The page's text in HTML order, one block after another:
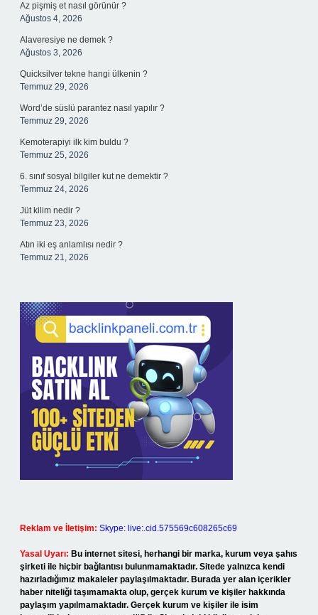
Az pişmiş et nasıl görünür ?
Ağustos 4, 2026
Alaveresiye ne demek ?
Ağustos 3, 2026
Quicksilver tekne hangi ülkenin ?
Temmuz 29, 2026
Word’de süslü parantez nasıl yapılır ?
Temmuz 29, 2026
Kemoterapiyi ilk kim buldu ?
Temmuz 25, 2026
6. sınıf sosyal bilgiler kut ne demektir ?
Temmuz 24, 2026
Jüt kilim nedir ?
Temmuz 23, 2026
Atın iki eş anlamlısı nedir ?
Temmuz 21, 2026
Reklam ve İletişim: Skype: live:.cid.575569c608265c69
Yasal Uyarı: Bu internet sitesi, herhangi bir marka, kurum veya şahıs
şirketi ile hiçbir bağlantısı bulunmamaktadır. Sitede yalnızca kendi
hazırladığımız makaleler paylaşılmaktadır. Burada yer alan içerikler
haber niteliği taşımamakta olup, gerçek kurum ve kişiler hakkında
paylaşım yapılmamaktadır. Gerçek kurum ve kişiler ile isim